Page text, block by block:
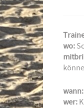
wo:
wann:
wer: